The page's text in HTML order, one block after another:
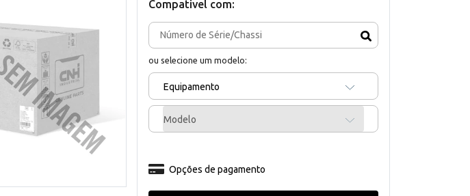
Compativel com:
ou selecione um modelo:
Equipamento
Modelo
Opções de pagamento